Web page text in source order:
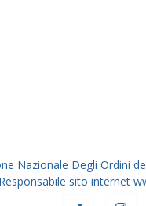
Nazionale Degli Ordini
Responsabile sito internet